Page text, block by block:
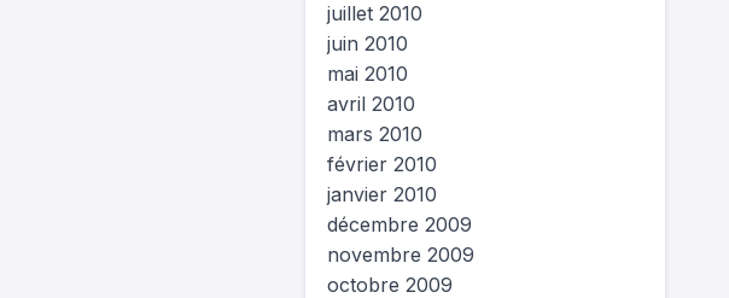
juillet 2010
juin 2010
mai 2010
avril 2010
mars 2010
février 2010
janvier 2010
décembre 2009
novembre 2009
octobre 2009